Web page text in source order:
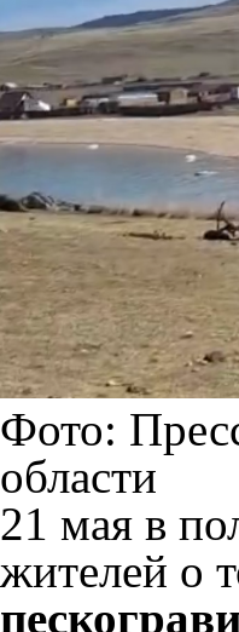
Фото:
области
21 мая в
жителей о